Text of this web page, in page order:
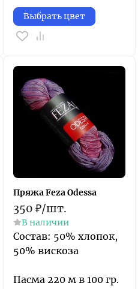
Выбрать цвет
Пряжа Feza Odessa
350 ₽/шт.
В наличии
Состав: 50% хлопок,
50% вискоза
Пасма 220 м в 100 гр.